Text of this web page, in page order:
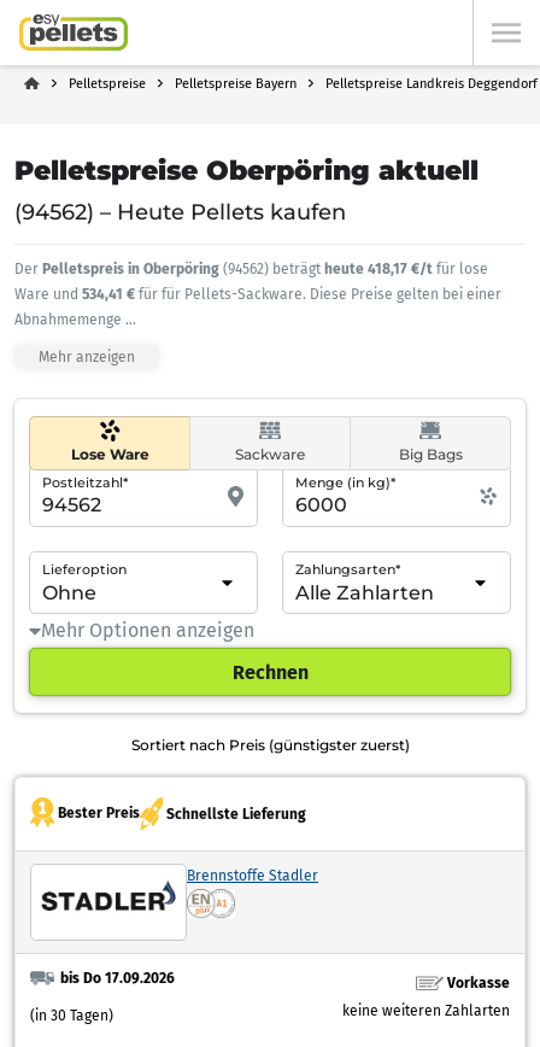
Pelletspreise Pelletspreise Bayern Pelletspreise Landkreis Deggendorf
Pelletspreise Oberpöring aktuell
(94562) – Heute Pellets kaufen
Der Pelletspreis in Oberpöring (94562) beträgt heute 418,17 €/t für lose
Ware und 534,41 € für für Pellets-Sackware. Diese Preise gelten bei einer
Abnahmemenge ...
Mehr anzeigen
Lose Ware Sackware Big Bags
Postleitzahl* Menge (in kg)*
Lieferoption Zahlungsarten*
Mehr Optionen anzeigen
Rechnen
Sortiert nach Preis (günstigster zuerst)
Bester Preis Schnellste Lieferung
Brennstoffe Stadler
bis Do 17.09.2026
(in 30 Tagen)
Vorkasse
keine weiteren Zahlarten